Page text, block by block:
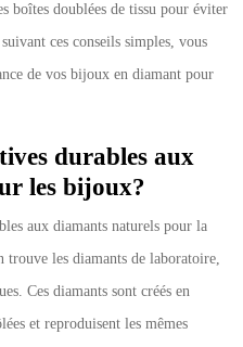
boîtes doublées de tissu pour éviter
ces conseils simples, vous
de vos bijoux en diamant pour
durables aux
les bijoux?
aux diamants naturels pour la
les diamants de laboratoire,
Ces diamants sont créés en
et reproduisent les mêmes